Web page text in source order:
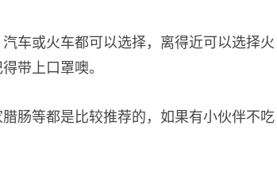
车或火车都可以选择，离得近可以选择火
带上口罩噢。
肠等都是比较推荐的，如果有小伙伴不吃